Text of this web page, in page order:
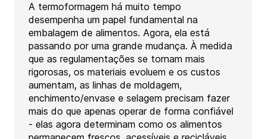
A termoformagem há muito tempo
desempenha um papel fundamental na
embalagem de alimentos. Agora, ela está
passando por uma grande mudança. À medida
que as regulamentações se tornam mais
rigorosas, os materiais evoluem e os custos
aumentam, as linhas de moldagem,
enchimento/envase e selagem precisam fazer
mais do que apenas operar de forma confiável
- elas agora determinam como os alimentos